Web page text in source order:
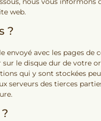
web.
?
envoyé avec les pages de
le disque dur de votre
qui y sont stockées
serveurs des tierces